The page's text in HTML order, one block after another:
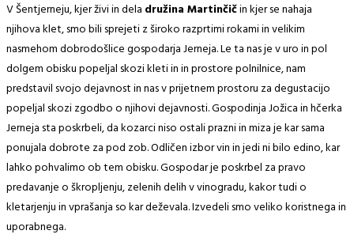
V Šentjerneju, kjer živi in dela družina Martinčičin kjer se nahaja
njihova klet, smo bili sprejeti z široko razprtimi rokami in velikim
nasmehom dobrodošlice gospodarja Jerneja. Le ta nas je v uro in pol
dolgem obisku popeljal skozi kleti in in prostore polnilnice, nam
predstavil svojo dejavnost in nas v prijetnem prostoru za degustacijo
popeljal skozi zgodbo o njihovi dejavnosti. Gospodinja Jožica in hčerka
Jerneja sta poskrbeli, da kozarci niso ostali prazni in miza je kar sama
ponujala dobrote za pod zob. Odličen izbor vin in jedi ni bilo edino, kar
lahko pohvalimo ob tem obisku. Gospodar je poskrbel za pravo
predavanje o škropljenju, zelenih delih v vinogradu, kakor tudi o
kletarjenju in vprašanja so kar deževala. Izvedeli smo veliko koristnega in
uporabnega.